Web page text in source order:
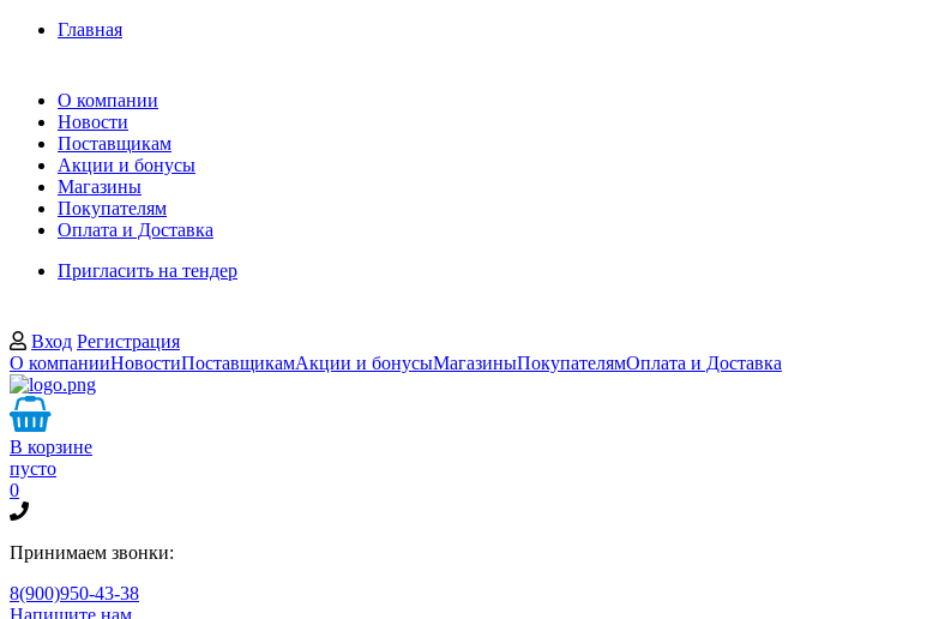
Главная
О компании
Новости
Поставщикам
Акции и бонусы
Магазины
Покупателям
Оплата и Доставка
Пригласить на тендер
Вход Регистрация
О компанииНовостиПоставщикамАкции и бонусыМагазиныПокупателямОплата и Доставка
В корзине
пусто
0
Принимаем звонки:
8(900)950-43-38
Напишите нам